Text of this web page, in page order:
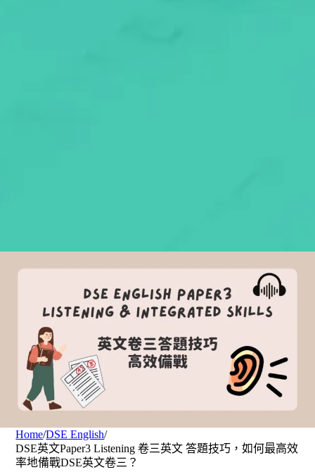
Home/DSE English/
DSE英文Paper3 Listening 卷三英文 答題技巧，如何最高效
率地備戰DSE英文卷三？